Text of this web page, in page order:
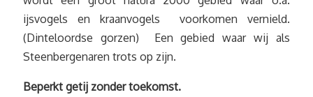
ijsvogels en kraanvogels voorkomen vernield.
(Dinteloordse gorzen) Een gebied waar wij als
Steenbergenaren trots op zijn.
Beperkt getij zonder toekomst.